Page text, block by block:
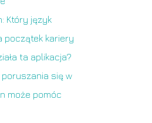
Który język
początek kariery
ta aplikacja?
się w
może pomóc